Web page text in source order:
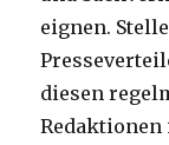
eignen.
diesen
Redaktionen